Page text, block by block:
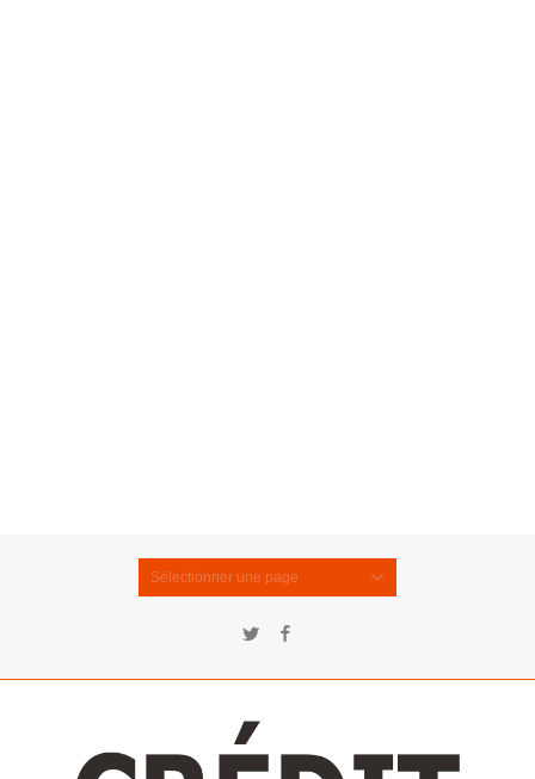
Sélectionner une page
Twitter